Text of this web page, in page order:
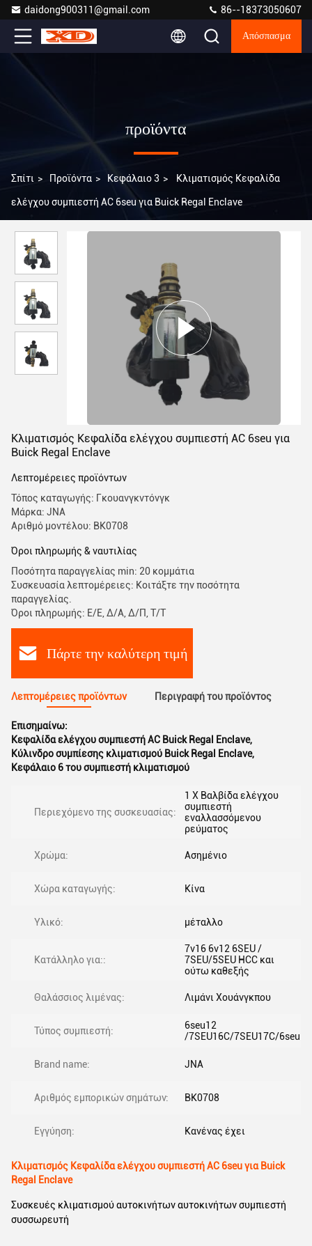
daidong900311@gmail.com 86--18373050607
Απόσπασμα
προϊόντα
Σπίτι > Προϊόντα > Κεφάλαιο 3 > Κλιματισμός Κεφαλίδα
ελέγχου συμπιεστή AC 6seu για Buick Regal Enclave
Κλιματισμός Κεφαλίδα ελέγχου συμπιεστή AC 6seu για
Buick Regal Enclave
Λεπτομέρειες προϊόντων
Τόπος καταγωγής: Γκουανγκντόνγκ
Μάρκα: JNA
Αριθμό μοντέλου: BK0708
Όροι πληρωμής & ναυτιλίας
Ποσότητα παραγγελίας min: 20 κομμάτια
Συσκευασία λεπτομέρειες: Κοιτάξτε την ποσότητα
παραγγελίας.
Όροι πληρωμής: Ε/Ε, Δ/Α, Δ/Π, Τ/Τ
Πάρτε την καλύτερη τιμή
Λεπτομέρειες προϊόντων Περιγραφή του προϊόντος
Επισημαίνω:
Κεφαλίδα ελέγχου συμπιεστή AC Buick Regal Enclave,
Κύλινδρο συμπίεσης κλιματισμού Buick Regal Enclave,
Κεφάλαιο 6 του συμπιεστή κλιματισμού
Περιεχόμενο της συσκευασίας:
1 X Βαλβίδα ελέγχου
συμπιεστή
εναλλασσόμενου
ρεύματος
Χρώμα: Ασημένιο
Χώρα καταγωγής: Κίνα
Υλικό: μέταλλο
Κατάλληλο για::
7v16 6v12 6SEU /
7SEU/5SEU HCC και
ούτω καθεξής
Θαλάσσιος λιμένας: Λιμάνι Χουάνγκπου
Τύπος συμπιεστή:
6seu12
/7SEU16C/7SEU17C/6seu
Brand name: JNA
Αριθμός εμπορικών σημάτων: BK0708
Εγγύηση: Κανένας έχει
Κλιματισμός Κεφαλίδα ελέγχου συμπιεστή AC 6seu για Buick
Regal Enclave
Συσκευές κλιματισμού αυτοκινήτων αυτοκινήτων συμπιεστή
συσσωρευτή